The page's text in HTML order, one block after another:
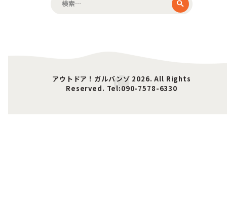
アウトドア！ガルバンゾ 2026. All Rights
Reserved. Tel:090-7578-6330